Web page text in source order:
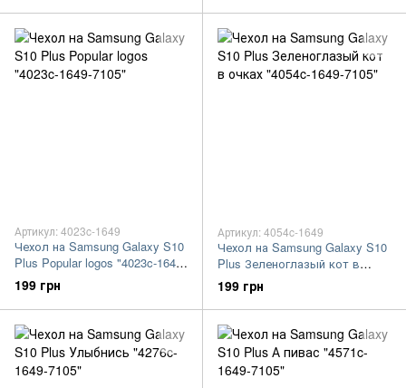
Артикул: 4023c-1649
Чехол на Samsung Galaxy S10
Plus Popular logos "4023c-1649-
7105"
199 грн
Артикул: 4054c-1649
Чехол на Samsung Galaxy S10
Plus Зеленоглазый кот в
очках "4054c-1649-7105"
199 грн